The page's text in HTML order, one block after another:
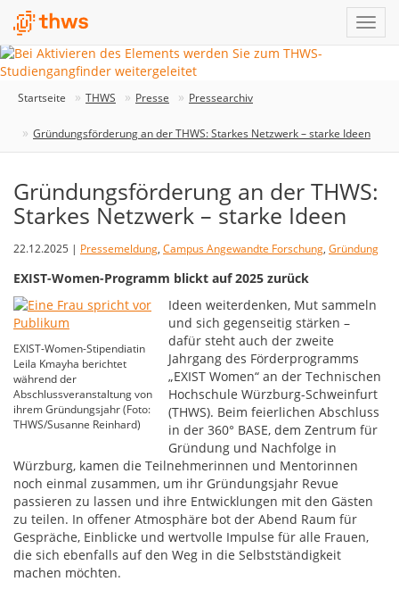
Startseite THWS Presse Pressearchiv
Gründungsförderung an der THWS: Starkes Netzwerk – starke Ideen
Gründungsförderung an der THWS:
Starkes Netzwerk – starke Ideen
22.12.2025 | Pressemeldung, Campus Angewandte Forschung, Gründung
EXIST-Women-Programm blickt auf 2025 zurück
EXIST-Women-Stipendiatin
Leila Kmayha berichtet
während der
Abschlussveranstaltung von
ihrem Gründungsjahr (Foto:
THWS/Susanne Reinhard)
Ideen weiterdenken, Mut sammeln
und sich gegenseitig stärken –
dafür steht auch der zweite
Jahrgang des Förderprogramms
„EXIST Women“ an der Technischen
Hochschule Würzburg-Schweinfurt
(THWS). Beim feierlichen Abschluss
in der 360° BASE, dem Zentrum für
Gründung und Nachfolge in
Würzburg, kamen die Teilnehmerinnen und Mentorinnen
noch einmal zusammen, um ihr Gründungsjahr Revue
passieren zu lassen und ihre Entwicklungen mit den Gästen
zu teilen. In offener Atmosphäre bot der Abend Raum für
Gespräche, Einblicke und wertvolle Impulse für alle Frauen,
die sich ebenfalls auf den Weg in die Selbstständigkeit
machen möchten.